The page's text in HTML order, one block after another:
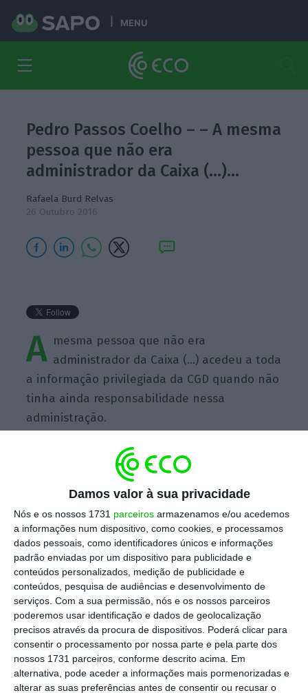
Damos valor à sua privacidade
Nós e os nossos 1731 parceiros armazenamos e/ou acedemos
a informações num dispositivo, como cookies, e processamos
dados pessoais, como identificadores únicos e informações
padrão enviadas por um dispositivo para publicidade e
conteúdos personalizados, medição de publicidade e
conteúdos, pesquisa de audiências e desenvolvimento de
serviços. Com a sua permissão, nós e os nossos parceiros
poderemos usar identificação e dados de geolocalização
precisos através da procura de dispositivos. Poderá clicar para
consentir o processamento por nossa parte e pela parte dos
nossos 1731 parceiros, conforme descrito acima. Em
alternativa, pode aceder a informações mais pormenorizadas e
alterar as suas preferências antes de consentir ou recusar o
MENU
Pedro Passos Coelho – – A mesma
pessoa que não era
administrador da Caixa (…)…
Rafaela Burd Relvas
26 Outubro 2016
A mesma pessoa que não era
administrador da Caixa (…) acedeu a toda
a informação privilegiada da CGD quando não
tinha ainda responsabilidade nessa
administração.
Assine o ECO Premium
No momento em que a informação é
mais importante do que nunca, apoie
o jornalismo independente e rigoroso.